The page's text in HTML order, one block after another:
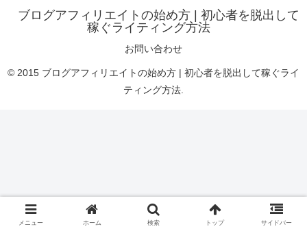
ブログアフィリエイトの始め方 | 初心者を脱出して
稼ぐライティング方法
お問い合わせ
© 2015 ブログアフィリエイトの始め方 | 初心者を脱出して稼ぐライ
ティング方法.
メニュー ホーム 検索 トップ サイドバー